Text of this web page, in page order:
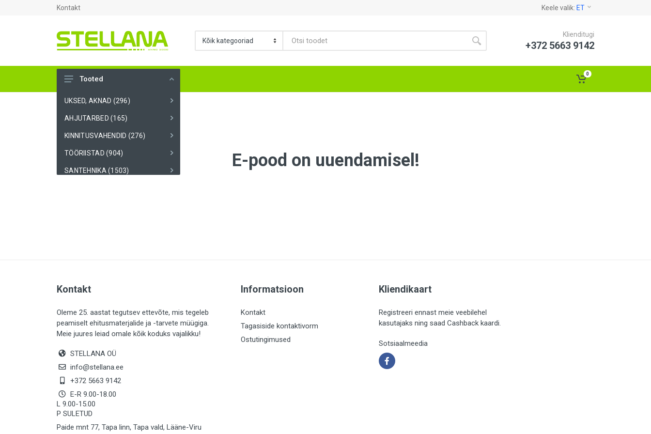
Kontakt Keele valik: ET
Klienditugi
+372 5663 9142
UKSED, AKNAD (296)
AHJUTARBED (165)
KINNITUSVAHENDID (276)
TÖÖRIISTAD (904)
SANTEHNIKA (1503)
LIISTUD (183)
KIVID (31)
KATTED (132)
MAALRITARBED (1027)
SOOJUSTUS (16)
KEEMIA (220)
TÖÖRIIDED (117)
SAUN (8)
Tooted
0
E-pood on uuendamisel!
Kontakt
Oleme 25. aastat tegutsev ettevõte, mis tegeleb
peamiselt ehitusmaterjalide ja -tarvete müügiga.
Meie juures leiad omale kõik koduks vajalikku!
STELLANA OÜ
info@stellana.ee
+372 5663 9142
E-R 9.00-18.00
L 9.00-15.00
P SULETUD
Paide mnt 77, Tapa linn, Tapa vald, Lääne-Viru
Informatsioon
Kontakt
Tagasiside kontaktivorm
Ostutingimused
Kliendikaart
Registreeri ennast meie veebilehel
kasutajaks ning saad Cashback kaardi.
Sotsiaalmeedia